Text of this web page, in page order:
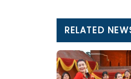
RELATED